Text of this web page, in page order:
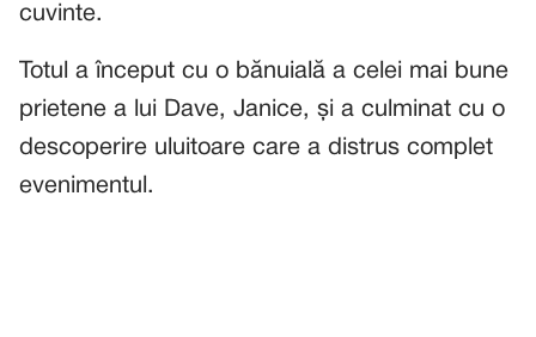
cuvinte.
Totul a început cu o bănuială a celei mai bune
prietene a lui Dave, Janice, și a culminat cu o
descoperire uluitoare care a distrus complet
evenimentul.